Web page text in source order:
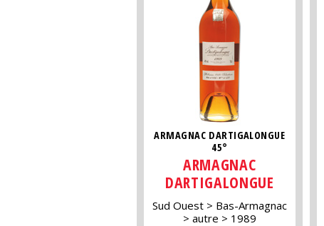
ARMAGNAC DARTIGALONGUE
45°
ARMAGNAC
DARTIGALONGUE
Sud Ouest
Bas-Armagnac
autre
1989